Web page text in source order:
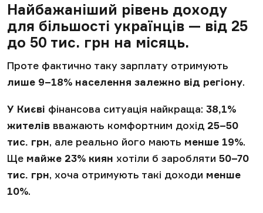
Найбажаніший рівень доходу
для більшості українців — від 25
до 50 тис. грн на місяць.
Проте фактично таку зарплату отримують
лише 9–18% населення залежно від регіону.
У Києві фінансова ситуація найкраща: 38,1%
жителів вважають комфортним дохід 25–50
тис. грн, але реально його мають менше 19%.
Ще майже 23% киян хотіли б заробляти 50–70
тис. грн, хоча отримують такі доходи менше
10%.